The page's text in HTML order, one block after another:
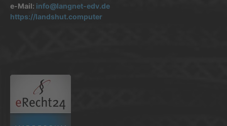
e-Mail: info@langnet-edv.de
https://landshut.computer